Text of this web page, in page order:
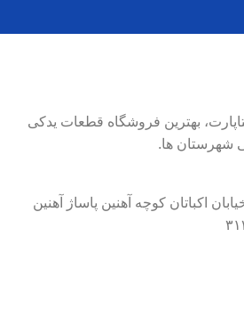
بهترین فروشگاه قطعات یدکی
شهرستان ها.
اکباتان کوچه آهنین پاساژ آهنین